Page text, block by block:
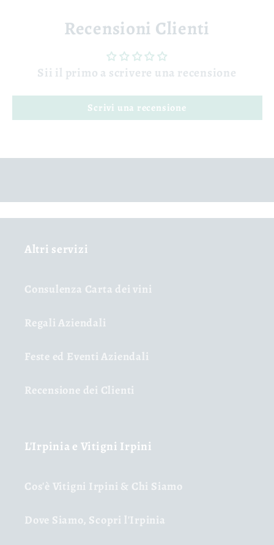
Recensioni Clienti
Sii il primo a scrivere una recensione
Scrivi una recensione
Altri servizi
Consulenza Carta dei vini
Regali Aziendali
Feste ed Eventi Aziendali
Recensione dei Clienti
L'Irpinia e Vitigni Irpini
Cos'è Vitigni Irpini & Chi Siamo
Dove Siamo, Scopri l'Irpinia